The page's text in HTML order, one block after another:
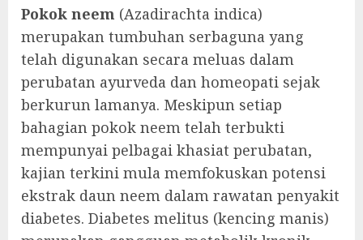
Pokok neem (Azadirachta indica)
merupakan tumbuhan serbaguna yang
telah digunakan secara meluas dalam
perubatan ayurveda dan homeopati sejak
berkurun lamanya. Meskipun setiap
bahagian pokok neem telah terbukti
mempunyai pelbagai khasiat perubatan,
kajian terkini mula memfokuskan potensi
ekstrak daun neem dalam rawatan penyakit
diabetes. Diabetes melitus (kencing manis)